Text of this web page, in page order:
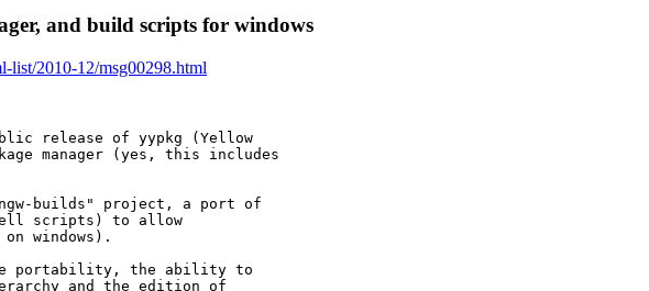
and build scripts for windows
list/2010-12/msg00298.html
release of yypkg (Yellow
manager (yes, this includes
builds" project, a port of
scripts) to allow
windows).
portability, the ability to
and the edition of